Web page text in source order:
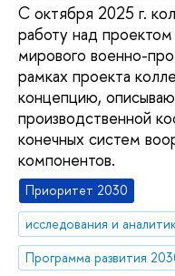
С октября 2025 г.
работу над
мирового военно-
рамках проекта
концепцию,
производственной
конечных систем
компонентов.
Приоритет 2030
исследования и
Программа развития